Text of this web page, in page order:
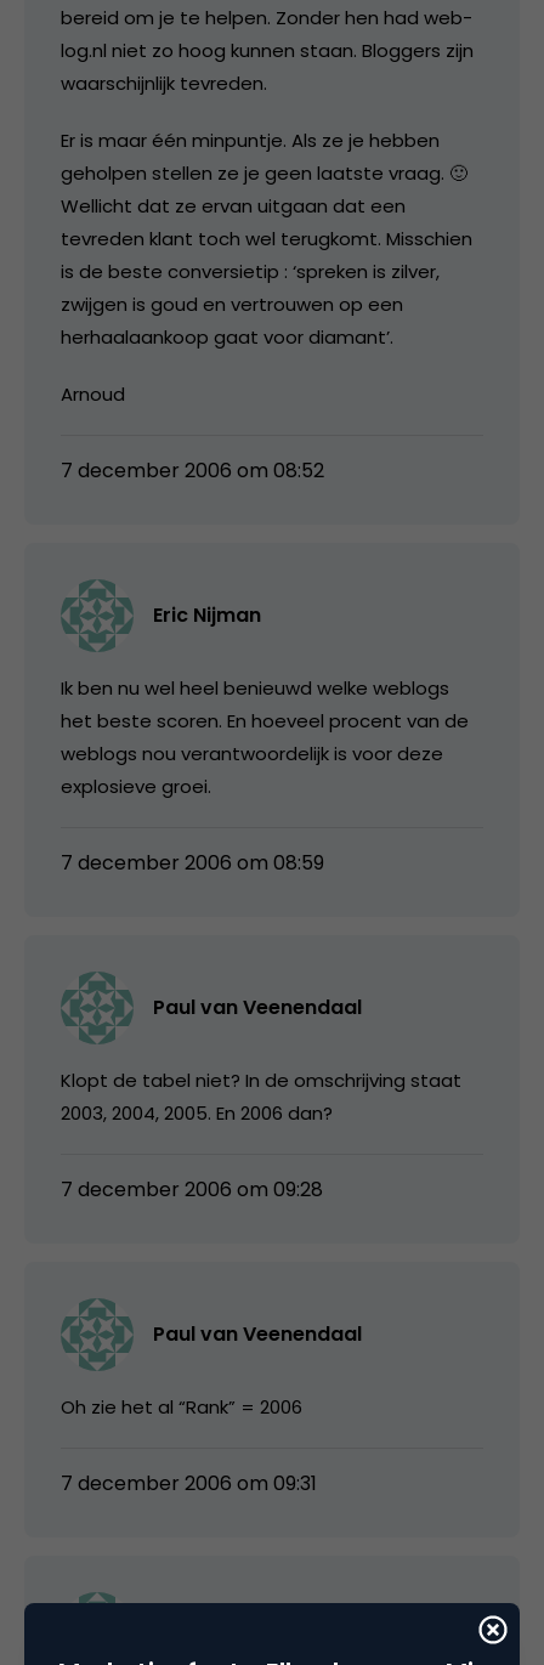
bereid om je te helpen. Zonder hen had web-
log.nl niet zo hoog kunnen staan. Bloggers zijn
waarschijnlijk tevreden.
Er is maar één minpuntje. Als ze je hebben
geholpen stellen ze je geen laatste vraag. 🙂
Wellicht dat ze ervan uitgaan dat een
tevreden klant toch wel terugkomt. Misschien
is de beste conversietip : ‘spreken is zilver,
zwijgen is goud en vertrouwen op een
herhaalaankoop gaat voor diamant’.
Arnoud
7 december 2006 om 08:52
Eric Nijman
Ik ben nu wel heel benieuwd welke weblogs
het beste scoren. En hoeveel procent van de
weblogs nou verantwoordelijk is voor deze
explosieve groei.
7 december 2006 om 08:59
Paul van Veenendaal
Klopt de tabel niet? In de omschrijving staat
2003, 2004, 2005. En 2006 dan?
7 december 2006 om 09:28
Paul van Veenendaal
Oh zie het al “Rank” = 2006
7 december 2006 om 09:31